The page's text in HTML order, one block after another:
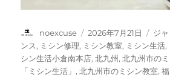
投
稿
者
noexcuse
投
稿
日:
2026年7月21日
カ
テ
ゴ
リ
ジ
ンス, ミシン修理, ミシン教室, ミシン生活,
シン生活小倉南本店,北九州,北九州市の
「ミシン生活」,北九州市のミシン教室,